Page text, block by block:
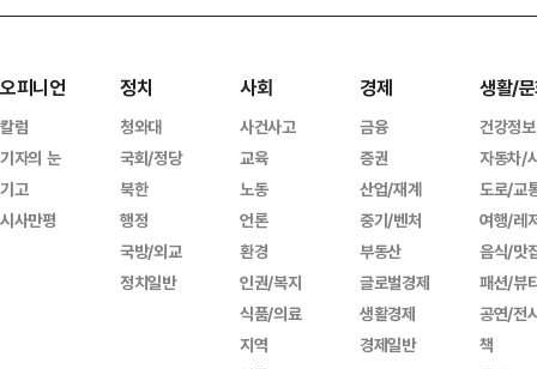
오피니언
칼럼
기자의 눈
기고
시사만평
정치
청와대
국회/정당
북한
행정
국방/외교
정치일반
사회
사건사고
교육
노동
언론
환경
인권/복지
식품/의료
지역
경제
금융
증권
산업/재계
중기/벤처
부동산
글로벌경제
생활경제
경제일반
생활/
건강정보
자동차/
도로/교
여행/레
음식/맛
패션/뷰
공연/전
책